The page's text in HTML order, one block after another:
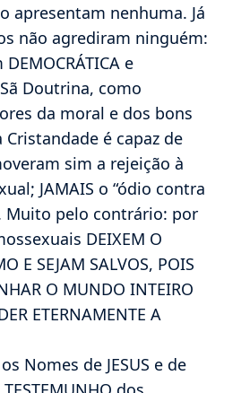
apresentam nenhuma. Já
não agrediram ninguém:
e
Sã Doutrina, como
da moral e dos bons
é capaz de
sim a rejeição à
JAMAIS o “ódio contra
Muito pelo contrário: por
DEIXEM O
E SEJAM SALVOS, POIS
O MUNDO INTEIRO
ETERNAMENTE A
Nomes de JESUS e de